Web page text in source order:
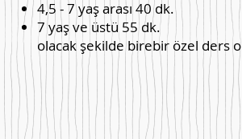
4,5 - 7 yaş arası 40 dk.
7 yaş ve üstü 55 dk.
olacak şekilde birebir özel ders